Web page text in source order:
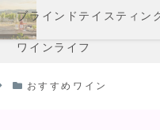
ブラインドテイスティン
ワインライフ
おすすめワイン